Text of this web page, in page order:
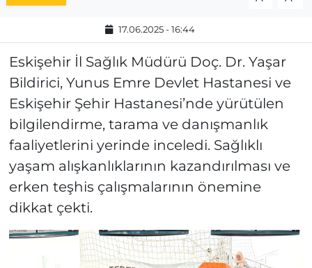
17.06.2025 - 16:44
Eskişehir İl Sağlık Müdürü Doç. Dr. Yaşar
Bildirici, Yunus Emre Devlet Hastanesi ve
Eskişehir Şehir Hastanesi’nde yürütülen
bilgilendirme, tarama ve danışmanlık
faaliyetlerini yerinde inceledi. Sağlıklı
yaşam alışkanlıklarının kazandırılması ve
erken teşhis çalışmalarının önemine
dikkat çekti.